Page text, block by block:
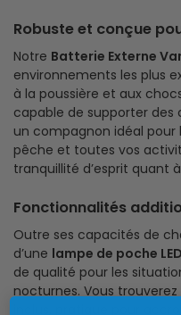
Robuste et conçue
Notre Batterie Externe
environnements les plus
à la poussière et aux
capable de supporter
un compagnon idéal pour
pêche et toutes vos
tranquillité d’esprit quant
Fonctionnalités
Outre ses capacités de
d’une lampe de poche LED
de qualité pour les
nocturnes. Vous